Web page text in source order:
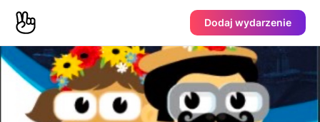
Dodaj wydarzenie